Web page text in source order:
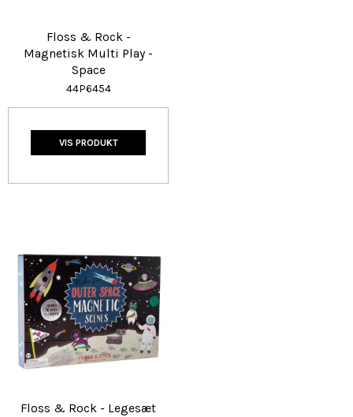
Floss & Rock -
Magnetisk Multi Play -
Space
44P6454
VIS PRODUKT
Floss & Rock - Legesæt